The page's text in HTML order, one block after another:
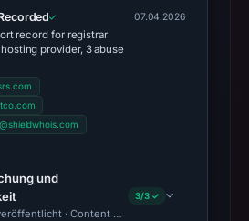
record for registrar
hosting provider, 3 abuse
07.04.2026
und
· Content Observed Unavailable ·
3/3 ✓